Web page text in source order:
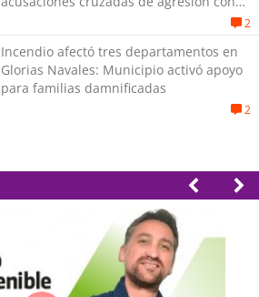
2
Incendio afectó tres departamentos en
Glorias Navales: Municipio activó apoyo
para familias damnificadas
2